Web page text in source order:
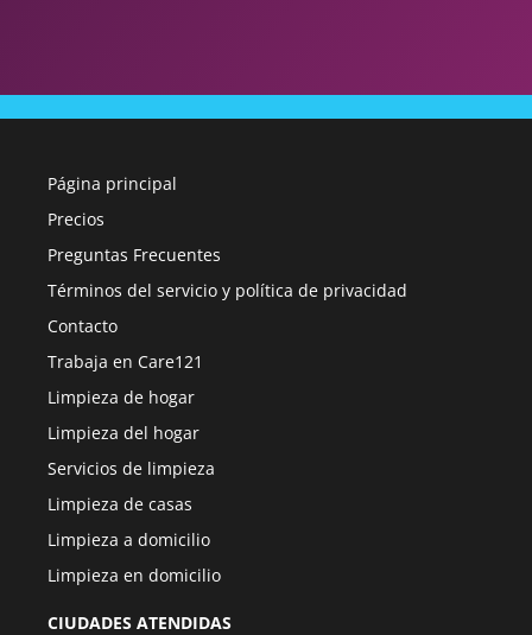
Página principal
Precios
Preguntas Frecuentes
Términos del servicio y política de privacidad
Contacto
Trabaja en Care121
Limpieza de hogar
Limpieza del hogar
Servicios de limpieza
Limpieza de casas
Limpieza a domicilio
Limpieza en domicilio
CIUDADES ATENDIDAS